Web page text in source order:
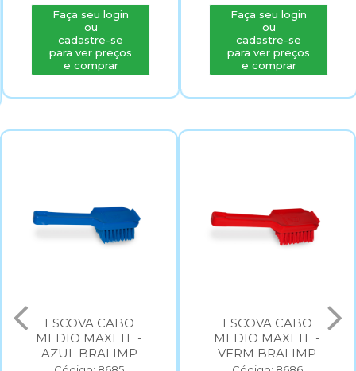
Faça seu login
ou
cadastre-se
para ver preços
e comprar
Faça seu login
ou
cadastre-se
para ver preços
e comprar
ESCOVA CABO
MEDIO MAXI TE -
AZUL BRALIMP
ESCOVA CABO
MEDIO MAXI TE -
VERM BRALIMP